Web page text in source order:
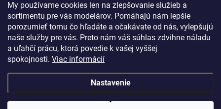
My používame cookies len na zlepšovanie služieb a
sortimentu pre vás modelárov. Pomáhajú nám lepšie
porozumieť tomu čo hľadáte a očakávate od nás, vylepšujú
naše služby pre vás. Preto nám váš súhlas zdvihne náladu
a uľahčí prácu, ktorá povedie k vašej vyššej
spokojnosti. Viac informácií
Nastavenie
Poštová / Odberná adresa:
HT model
Na letisko 49
058 01 Poprad
Slovenská Republika
Copyright 2026HT model. Všetky práva vyhradené.Upraviť nastavenie